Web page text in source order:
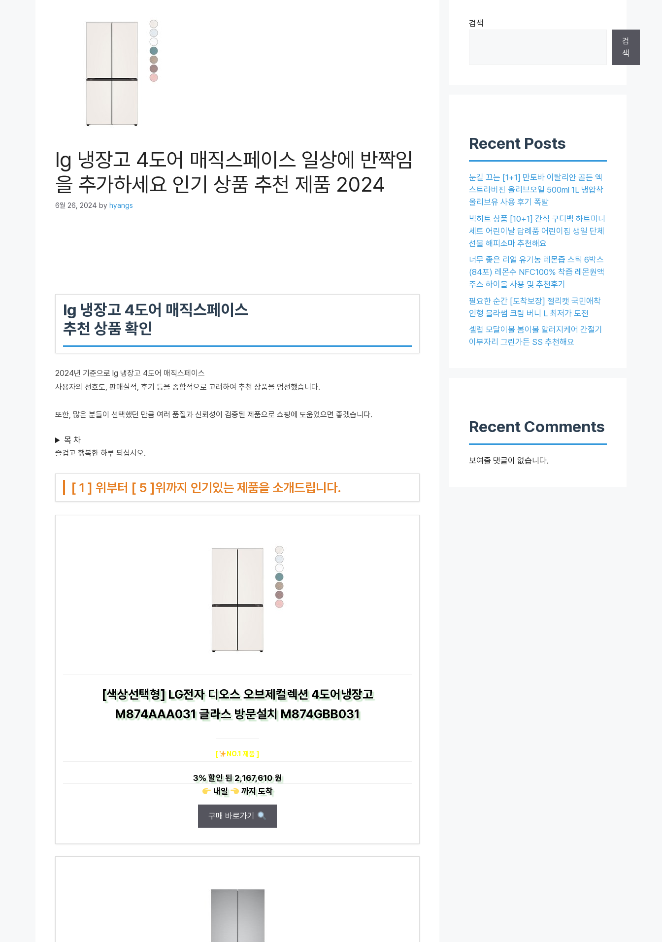
lg 냉장고 4도어 매직스페이스 일상에 반짝임
을 추가하세요 인기 상품 추천 제품 2024
6월 26, 2024 by hyangs
lg 냉장고 4도어 매직스페이스
추천 상품 확인
2024년 기준으로 lg 냉장고 4도어 매직스페이스
사용자의 선호도, 판매실적, 후기 등을 종합적으로 고려하여 추천 상품을 엄선했습니다.
또한, 많은 분들이 선택했던 만큼 여러 품질과 신뢰성이 검증된 제품으로 쇼핑에 도움었으면 좋겠습니다.
목 차
즐겁고 행복한 하루 되십시오.
[ 1 ] 위부터 [ 5 ]위까지 인기있는 제품을 소개드립니다.
[색상선택형] LG전자 디오스 오브제컬렉션 4도어냉장고
M874AAA031 글라스 방문설치 M874GBB031
[ NO.1 제품 ]
3%할인 된2,167,610 원
내일
까지도착
구매 바로가기
검색
검
색
Recent Posts
눈길 끄는 [1+1] 만토바 이탈리안 골든 엑
스트라버진 올리브오일 500ml 1L 냉압착
올리브유 사용 후기 폭발
빅히트 상품 [10+1] 간식 구디백 하트미니
세트 어린이날 답례품 어린이집 생일 단체
선물 해피소마 추천해요
너무 좋은 리얼 유기농 레몬즙 스틱 6박스
(84포) 레몬수 NFC100% 착즙 레몬원액
주스 하이볼 사용 및 추천후기
필요한 순간 [도착보장] 젤리캣 국민애착
인형 블라썸 크림 버니 L 최저가 도전
셀럽 모달이불 봄이불 알러지케어 간절기
이부자리 그린가든 SS 추천해요
Recent Comments
보여줄 댓글이 없습니다.